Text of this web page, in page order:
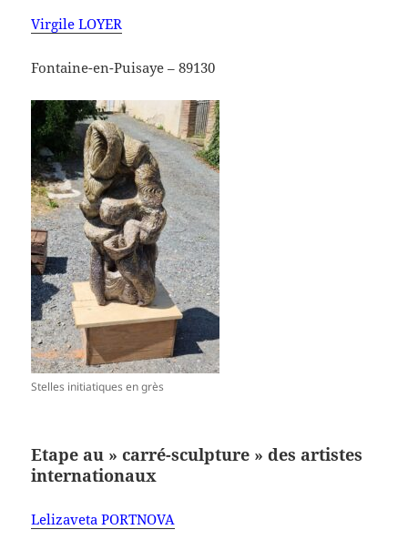
Virgile LOYER
Fontaine-en-Puisaye – 89130
Stelles initiatiques en grès
Etape au » carré-sculpture » des artistes
internationaux
Lelizaveta PORTNOVA